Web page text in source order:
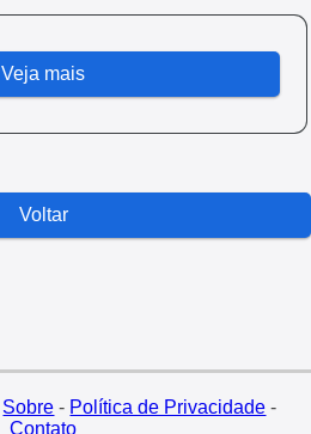
Veja mais
Voltar
Sobre - Política de Privacidade -
Contato